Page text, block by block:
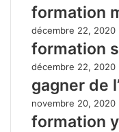
formation
décembre 22, 2020
formation
décembre 22, 2020
gagner de
novembre 20, 2020
formation